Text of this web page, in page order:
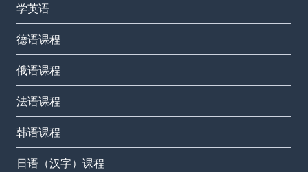
学英语
德语课程
俄语课程
法语课程
韩语课程
日语（汉字）课程